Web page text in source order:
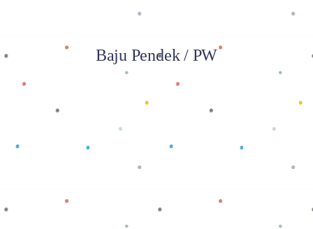
Baju Pendek / PW